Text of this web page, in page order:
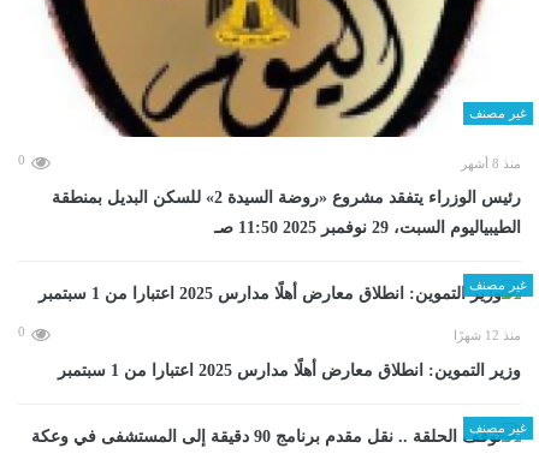
غير مصنف
منذ 8 أشهر 0
رئيس الوزراء يتفقد مشروع «روضة السيدة 2» للسكن البديل بمنطقة
الطيبياليوم السبت، 29 نوفمبر 2025 11:50 صـ
غير مصنف
منذ 12 شهرًا 0
وزير التموين: انطلاق معارض أهلًا مدارس 2025 اعتبارا من 1 سبتمبر
غير مصنف